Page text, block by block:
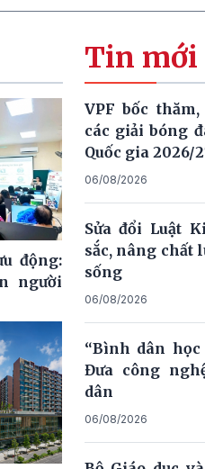
động:
người
Tin mới
VPF bốc
các giải bóng
Quốc gia 2026/
06/08/2026
Sửa đổi Luật
sắc, nâng chất
sống
06/08/2026
“Bình dân
Đưa công
dân
06/08/2026